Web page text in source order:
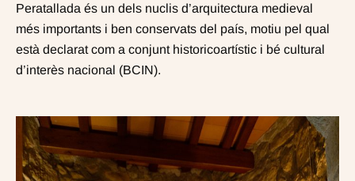
Peratallada és un dels nuclis d’arquitectura medieval
més importants i ben conservats del país, motiu pel qual
està declarat com a conjunt historicoartístic i bé cultural
d’interès nacional (BCIN).